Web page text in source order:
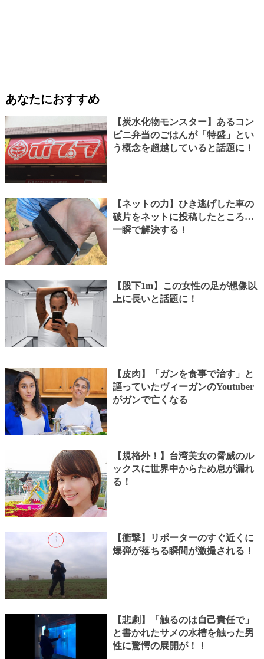
あなたにおすすめ
【炭水化物モンスター】あるコン
ビニ弁当のごはんが「特盛」とい
う概念を超越していると話題に！
【ネットの力】ひき逃げした車の
破片をネットに投稿したところ…
一瞬で解決する！
【股下1m】この女性の足が想像以
上に長いと話題に！
【皮肉】「ガンを食事で治す」と
謳っていたヴィーガンのYoutuber
がガンで亡くなる
【規格外！】台湾美女の脅威のル
ックスに世界中からため息が漏れ
る！
【衝撃】リポーターのすぐ近くに
爆弾が落ちる瞬間が激撮される！
【悲劇】「触るのは自己責任で」
と書かれたサメの水槽を触った男
性に驚愕の展開が！！